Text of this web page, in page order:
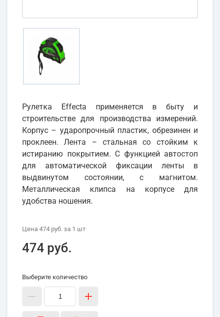
Рулетка Effecta применяется в быту и
строительстве для производства измерений.
Корпус – ударопрочный пластик, обрезинен и
проклеен. Лента – стальная со стойким к
истиранию покрытием. С функцией автостоп
для автоматической фиксации ленты в
выдвинутом состоянии, с магнитом.
Металлическая клипса на корпусе для
удобства ношения.
Цена 474 руб. за 1 шт
474 руб.
Выберите количество